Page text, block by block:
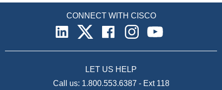
CONNECT WITH CISCO
LET US HELP
Call us: 1.800.553.6387 - Ext 118